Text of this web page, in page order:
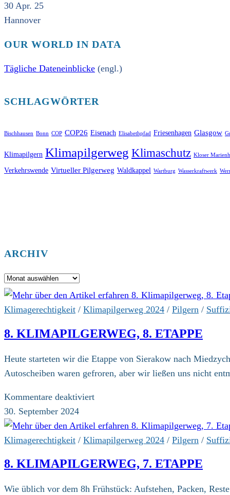
30 Apr. 25
Hannover
OUR WORLD IN DATA
Tägliche Dateneinblicke (engl.)
SCHLAGWÖRTER
Bischhausen Bonn COP COP26 Eisenach Elisabethpfad Friesenhagen Glasgow
Klimapilgern Klimapilgerweg Klimaschutz Kloser
Verkehrswende Virtueller Pilgerweg Waldkappel Wartburg Wasserkraftwerk
ARCHIV
Archiv
Klimagerechtigkeit / Klimapilgerweg 2024 / Pilgern /
8. KLIMAPILGERWEG, 8. ETAPPE
Heute starteten wir die Etappe von Sierakow nach
Autoscheiben waren gefroren, aber wir ließen uns nicht
Kommentare deaktiviertfür
Klimapilgerweg,
8.
30. September 2024
Klimagerechtigkeit / Klimapilgerweg 2024 / Pilgern /
8. KLIMAPILGERWEG, 7. ETAPPE
Wie üblich vor dem 8h Frühstück: Aufstehen, Packen,